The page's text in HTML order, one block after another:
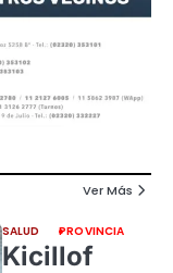
Ver Más
SALUD PROVINCIA
Kicillof